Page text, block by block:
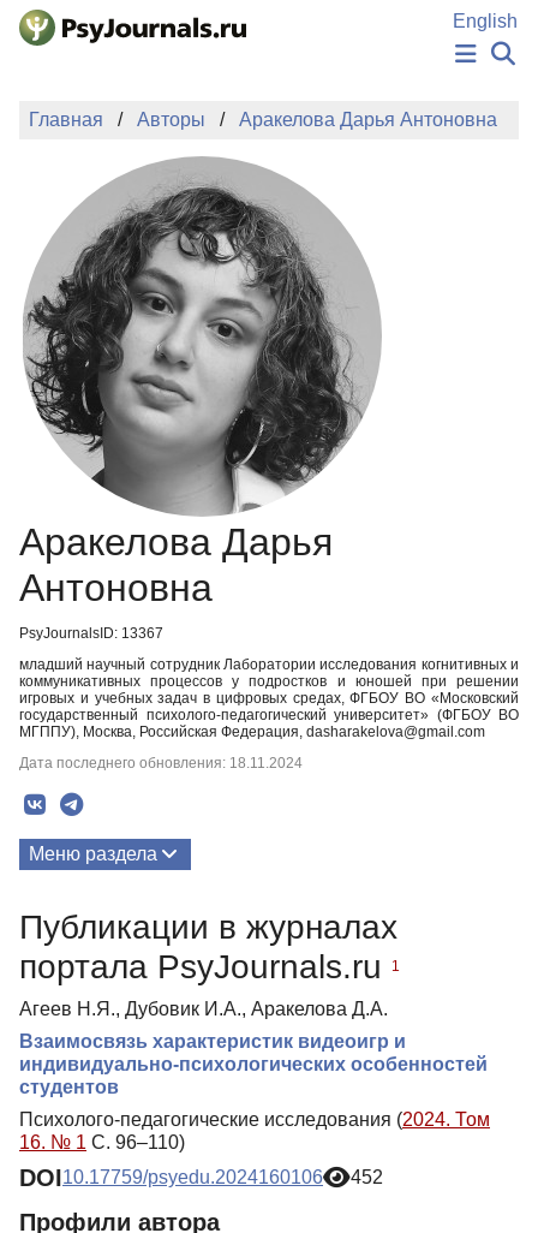
Перейти к основному содержанию
English
НОВОСТИ
АВТОРЫ
ПОДАТЬ РУКОПИСЬ
БАЗА ЗНАНИЙ
КЛЮЧЕВЫЕ СЛОВА
Регистрация
Главная Авторы Аракелова Дарья Антоновна
Аракелова Дарья
Антоновна
PsyJournalsID: 13367
младший научный сотрудник Лаборатории исследования когнитивных и
коммуникативных процессов у подростков и юношей при решении
игровых и учебных задач в цифровых средах, ФГБОУ ВО «Московский
государственный психолого-педагогический университет» (ФГБОУ ВО
МГППУ), Москва, Российская Федерация, dasharakelova@gmail.com
Дата последнего обновления: 18.11.2024
Меню раздела
Публикации в журналах
портала PsyJournals.ru
1
Агеев Н.Я., Дубовик И.А., Аракелова Д.А.
Взаимосвязь характеристик видеоигр и
индивидуально-психологических особенностей
студентов
Психолого-педагогические исследования (2024. Том
16. № 1 С. 96–110)
DOI10.17759/psyedu.2024160106 452
Профили автора